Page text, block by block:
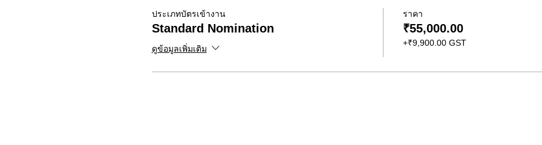
ประเภทบัตรเข้างาน
Standard Nomination
ดูข้อมูลเพิ่มเติม
ราคา
₹55,000.00
+₹9,900.00 GST